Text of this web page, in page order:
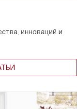
инноваций и